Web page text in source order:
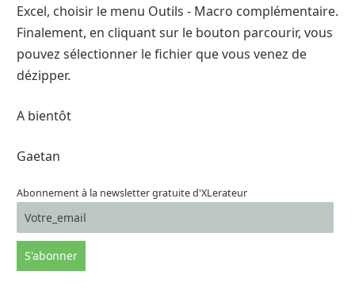
Excel, choisir le menu Outils - Macro complémentaire.
Finalement, en cliquant sur le bouton parcourir, vous
pouvez sélectionner le fichier que vous venez de
dézipper.
A bientôt
Gaetan
Abonnement à la newsletter gratuite d'XLerateur